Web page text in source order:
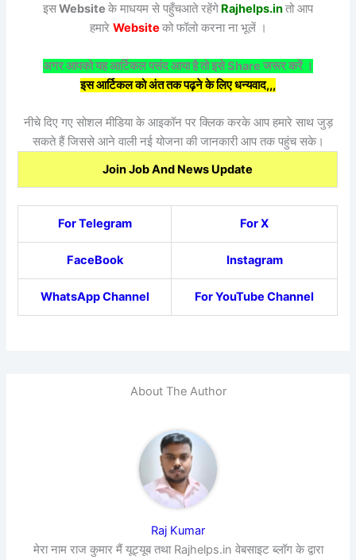
इसWebsite के माधयम से पहुँचआते रहेंगे Rajhelps.inतो आप
हमारे Website को फॉलो करना ना भूलें ।
अगर आपको यह आर्टिकल पसंद आया है तो इसे Share जरूर करें ।
इस आर्टिकल को अंत तक पढ़ने के लिए धन्यवाद,,,
नीचे दिए गए सोशल मीडिया के आइकॉन पर क्लिक करके आप हमारे साथ जुड़
सकते हैं जिससे आने वाली नई योजना की जानकारी आप तक पहुंच सके।
Join Job And News Update
For Telegram For X
FaceBook Instagram
WhatsApp Channel For YouTube Channel
About The Author
Raj Kumar
मेरा नाम राज कुमार मैं यूट्यूब तथा Rajhelps.in वेबसाइट ब्लॉग के द्वारा